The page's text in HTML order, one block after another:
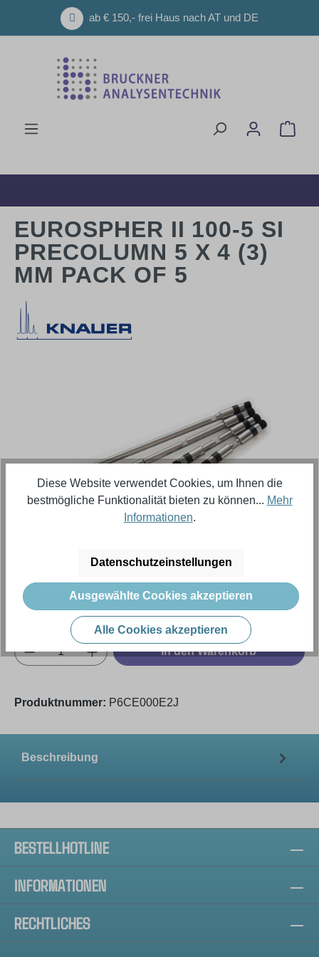
Zum Hauptinhalt springenab € 150,- frei Haus nach AT und DE
EUROSPHER II 100-5 SI
PRECOLUMN 5 X 4 (3)
MM PACK OF 5
250,73 €
Inhalt: 5 Stück (Menge) (50,15 € / 1 Stück (Menge))
Preise exkl. MwSt. zzgl. Versandkosten
Produkt Anzahl: Gib den gewünschten
In den Warenkorb
Produktnummer: P6CE000E2J
Beschreibung
BESTELLHOTLINE
INFORMATIONEN
RECHTLICHES
Diese Website verwendet Cookies, um Ihnen die
bestmögliche Funktionalität bieten zu können... Mehr
Informationen.
Datenschutzeinstellungen
Ausgewählte Cookies akzeptieren
Alle Cookies akzeptieren